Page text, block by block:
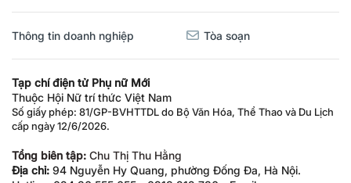
Thông tin doanh nghiệp Tòa soạn
Tạp chí điện tử Phụ nữ Mới
Thuộc Hội Nữ trí thức Việt Nam
Số giấy phép: 81/GP-BVHTTDL do Bộ Văn Hóa, Thể Thao và Du Lịch
cấp ngày 12/6/2026.
Tổng biên tập: Chu Thị Thu Hằng
Địa chỉ: 94 Nguyễn Hy Quang, phường Đống Đa, Hà Nội.